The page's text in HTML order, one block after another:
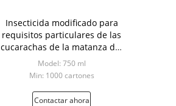
Insecticida modificado para
requisitos particulares de las
cucarachas de la matanza del
espray del insecticida del
aerosol del tamaño
Model: 750 ml
Min: 1000 cartones
Contactar ahora